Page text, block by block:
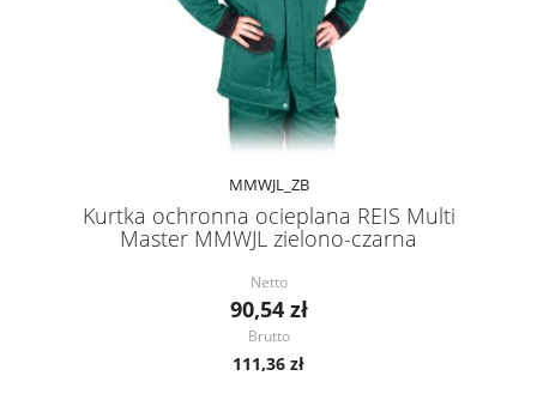
MMWJL_ZB
Kurtka ochronna ocieplana REIS Multi
Master MMWJL zielono-czarna
Netto
90,54 zł
Brutto
111,36 zł